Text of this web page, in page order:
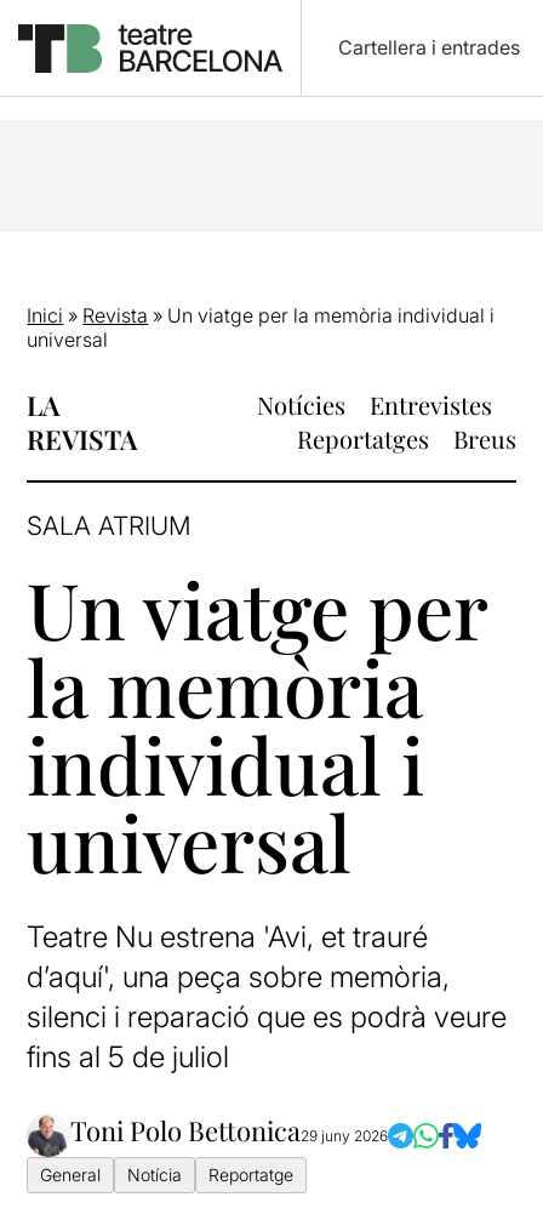
Cartellera i entrades
Inici » Revista » Un viatge per la memòria individual i
universal
LA
REVISTA
Notícies
Entrevistes
Reportatges
Breus
SALA ATRIUM
Un viatge per
la memòria
individual i
universal
Teatre Nu estrena 'Avi, et trauré
d’aquí', una peça sobre memòria,
silenci i reparació que es podrà veure
fins al 5 de juliol
Toni Polo Bettonica29 juny 2026
General Notícia Reportatge